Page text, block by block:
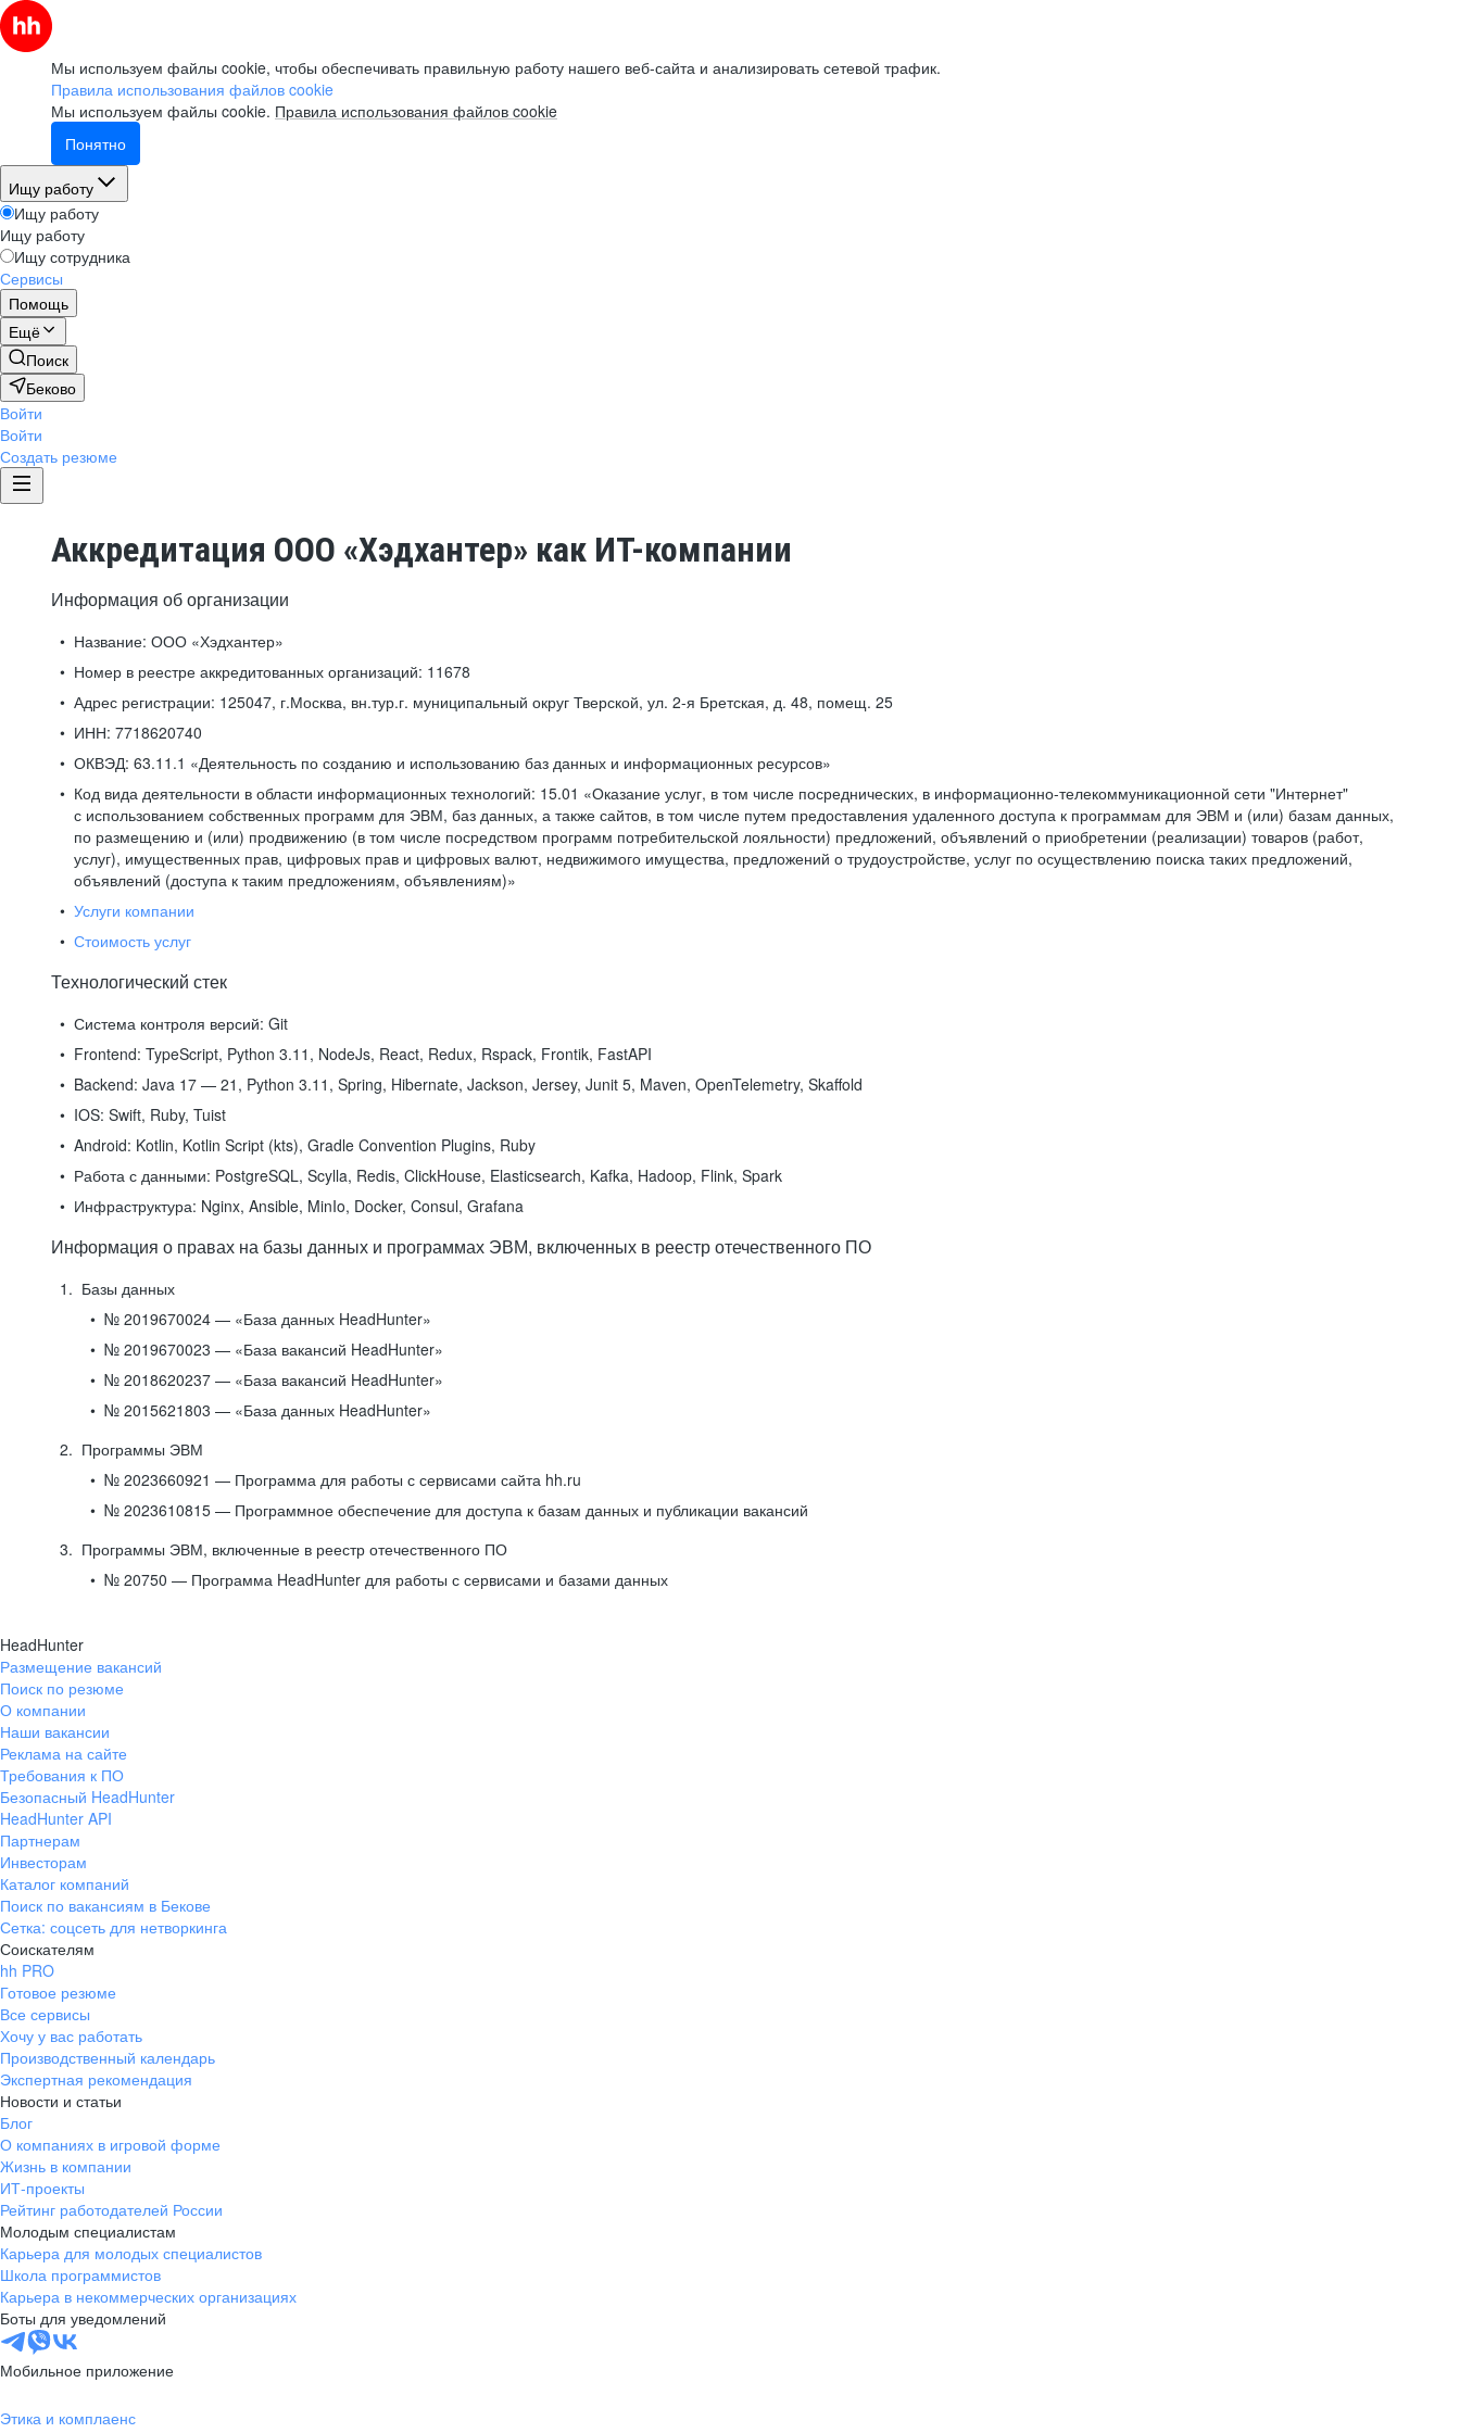
Мы используем файлы cookie, чтобы обеспечивать правильную работу нашего веб-сайта и анализировать сетевой трафик.
Правила использования файлов cookie
Мы используем файлы cookie. Правила использования файлов cookie
Понятно
Ищу работу
Ищу работу
Ищу работу
Ищу сотрудника
Сервисы
Помощь
Ещё
Поиск
Беково
Войти
Войти
Создать резюме
Аккредитация ООО «Хэдхантер» как ИТ-компании
Информация об организации
Название: ООО «Хэдхантер»
Номер в реестре аккредитованных организаций: 11678
Адрес регистрации: 125047, г.Москва, вн.тур.г. муниципальный округ Тверской, ул. 2-я Бретская, д. 48, помещ. 25
ИНН: 7718620740
ОКВЭД: 63.11.1 «Деятельность по созданию и использованию баз данных и информационных ресурсов»
Код вида деятельности в области информационных технологий: 15.01 «Оказание услуг, в том числе посреднических, в информационно-телекоммуникационной сети "Интернет"
с использованием собственных программ для ЭВМ, баз данных, а также сайтов, в том числе путем предоставления удаленного доступа к программам для ЭВМ и (или) базам данных,
по размещению и (или) продвижению (в том числе посредством программ потребительской лояльности) предложений, объявлений о приобретении (реализации) товаров (работ,
услуг), имущественных прав, цифровых прав и цифровых валют, недвижимого имущества, предложений о трудоустройстве, услуг по осуществлению поиска таких предложений,
объявлений (доступа к таким предложениям, объявлениям)»
Услуги компании
Стоимость услуг
Технологический стек
Система контроля версий: Git
Frontend: TypeScript, Python 3.11, NodeJs, React, Redux, Rspack, Frontik, FastAPI
Backend: Java 17 — 21, Python 3.11, Spring, Hibernate, Jackson, Jersey, Junit 5, Maven, OpenTelemetry, Skaffold
IOS: Swift, Ruby, Tuist
Android: Kotlin, Kotlin Script (kts), Gradle Convention Plugins, Ruby
Работа с данными: PostgreSQL, Scylla, Redis, ClickHouse, Elasticsearch, Kafka, Hadoop, Flink, Spark
Инфраструктура: Nginx, Ansible, MinIo, Docker, Consul, Grafana
Информация о правах на базы данных и программах ЭВМ, включенных в реестр отечественного ПО
Базы данных
№ 2019670024 — «База данных HeadHunter»
№ 2019670023 — «База вакансий HeadHunter»
№ 2018620237 — «База вакансий HeadHunter»
№ 2015621803 — «База данных HeadHunter»
Программы ЭВМ
№ 2023660921 — Программа для работы с сервисами сайта hh.ru
№ 2023610815 — Программное обеспечение для доступа к базам данных и публикации вакансий
Программы ЭВМ, включенные в реестр отечественного ПО
№ 20750 — Программа HeadHunter для работы с сервисами и базами данных
HeadHunter
Размещение вакансий
Поиск по резюме
О компании
Наши вакансии
Реклама на сайте
Требования к ПО
Безопасный HeadHunter
HeadHunter API
Партнерам
Инвесторам
Каталог компаний
Поиск по вакансиям в Бекове
Сетка: соцсеть для нетворкинга
Соискателям
hh PRO
Готовое резюме
Все сервисы
Хочу у вас работать
Производственный календарь
Экспертная рекомендация
Новости и статьи
Блог
О компаниях в игровой форме
Жизнь в компании
ИТ-проекты
Рейтинг работодателей России
Молодым специалистам
Карьера для молодых специалистов
Школа программистов
Карьера в некоммерческих организациях
Боты для уведомлений
Мобильное приложение
Этика и комплаенс